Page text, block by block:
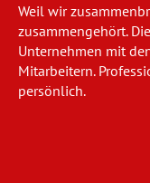
Weil wir
zusammengehört.
Unternehmen mit
Mitarbeitern.
persönlich.